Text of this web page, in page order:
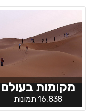
מקומות בעולם
16,838 תמונות